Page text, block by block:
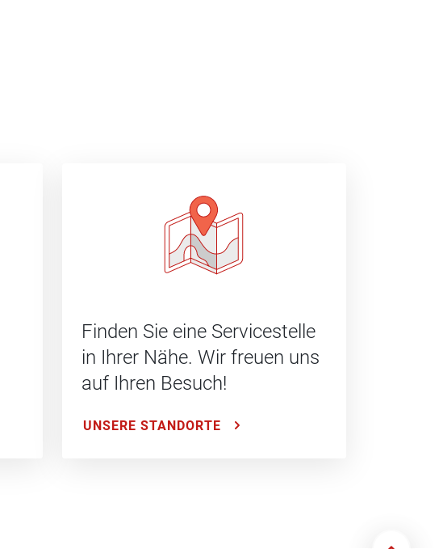
Finden Sie eine Servicestelle
in Ihrer Nähe. Wir freuen uns
auf Ihren Besuch!
UNSERE STANDORTE